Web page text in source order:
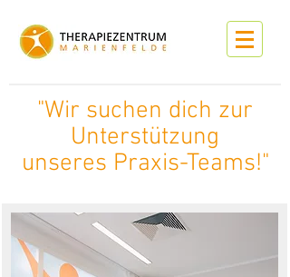
"Wir suchen dich zur
Unterstützung
unseres Praxis-Teams!"